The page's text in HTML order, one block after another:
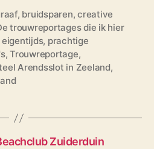
, bruidsparen,creative
trouwreportages die ik hier
eigentijds, prachtige
,Trouwreportage,
Arendsslot in Zeeland,
Zuiderduin